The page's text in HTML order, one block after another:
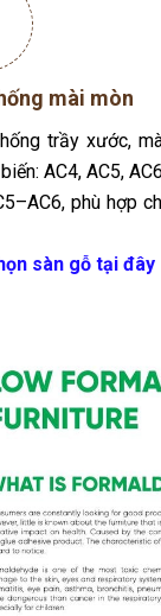
trầy xước,
AC4, AC5,
phù hợp
sàn gỗ tại đây